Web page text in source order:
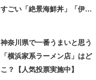
すごい「絶景海鮮丼」「伊勢
神奈川県で一番うまいと思う
「横浜家系ラーメン店」はど
こ？【人気投票実施中】